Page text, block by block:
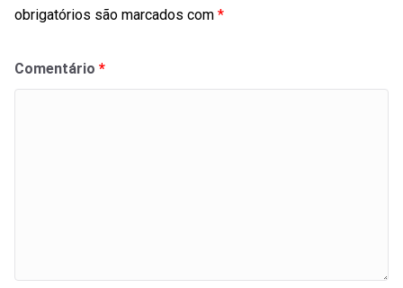
obrigatórios são marcados com *
Comentário *